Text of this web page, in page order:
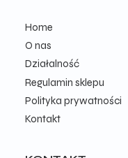
Home
O nas
Działalność
Regulamin sklepu
Polityka prywatności
Kontakt